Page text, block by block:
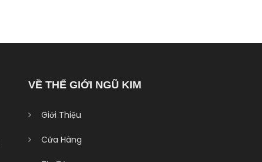
VỀ THẾ GIỚI NGŨ KIM
Giới Thiệu
Cửa Hàng